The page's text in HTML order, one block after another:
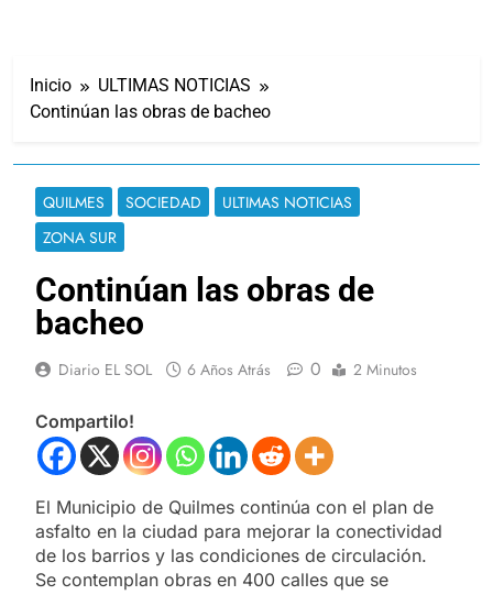
Inicio
ULTIMAS NOTICIAS
Continúan las obras de bacheo
QUILMES SOCIEDAD
ULTIMAS NOTICIAS
ZONA SUR
Continúan las obras de
bacheo
Diario EL SOL 6 Años Atrás 0 2 Minutos
Compartilo!
El Municipio de Quilmes continúa con el plan de
asfalto en la ciudad para mejorar la conectividad
de los barrios y las condiciones de circulación.
Se contemplan obras en 400 calles que se